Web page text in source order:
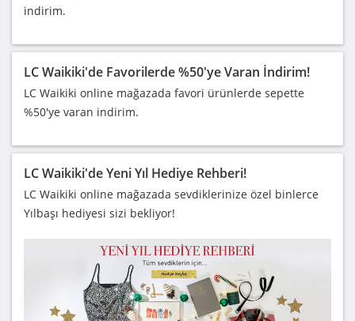
indirim.
LC Waikiki'de Favorilerde %50'ye Varan İndirim!
LC Waikiki online mağazada favori ürünlerde sepette
%50'ye varan indirim.
LC Waikiki'de Yeni Yıl Hediye Rehberi!
LC Waikiki online mağazada sevdiklerinize özel binlerce
Yılbaşı hediyesi sizi bekliyor!